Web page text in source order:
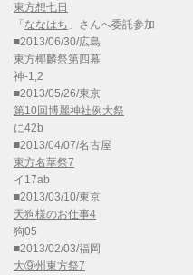
東方想七日
「 ななはち 」さんへ委託参加
■2013/06/30/広島
東方椰麟祭第四幕
神-1,2
■2013/05/26/東京
第10回博麗神社例大祭
に42b
■2013/04/07/名古屋
東方名華祭7
イ17ab
■2013/03/10/東京
天狗様のお仕事4
狗05
■2013/02/03/福岡
大⑨州東方祭7